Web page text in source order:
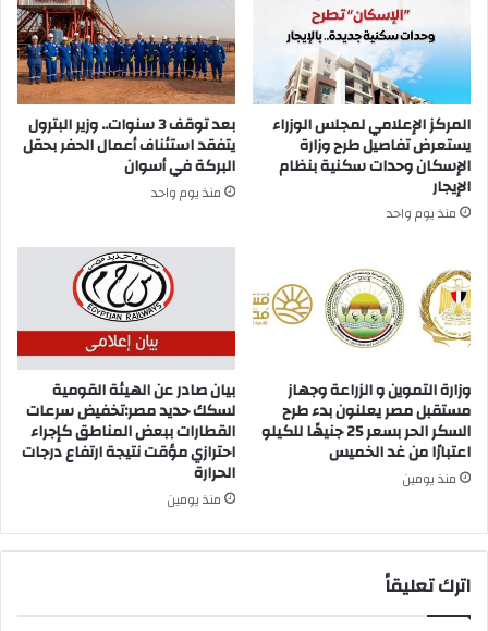
المركز الإعلامي لمجلس الوزراء
يستعرض تفاصيل طرح وزارة
الإسكان وحدات سكنية بنظام
الإيجار
منذ يوم واحد
بعد توقف 3 سنوات.. وزير البترول
يتفقد استئناف أعمال الحفر بحقل
البركة في أسوان
منذ يوم واحد
وزارة التموين و الزراعة وجهاز
مستقبل مصر يعلنون بدء طرح
السكر الحر بسعر 25 جنيهًا للكيلو
اعتبارًا من غد الخميس
منذ يومين
بيان صادر عن الهيئة القومية
لسكك حديد مصر:تخفيض سرعات
القطارات ببعض المناطق كإجراء
احترازي مؤقت نتيجة ارتفاع درجات
الحرارة
منذ يومين
اترك تعليقاً